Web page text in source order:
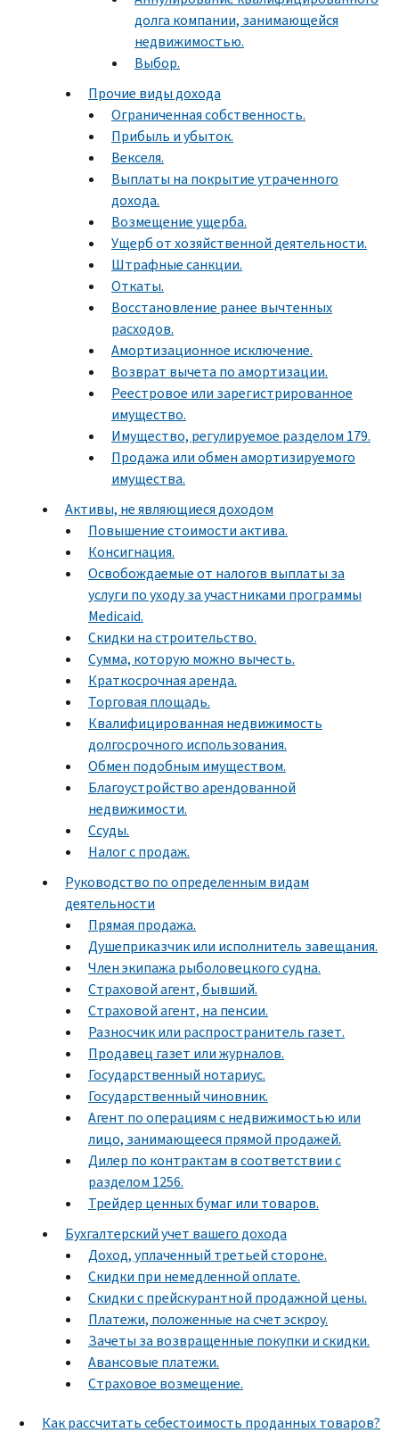
долга компании, занимающейся
недвижимостью.
Выбор.
Прочие виды дохода
Ограниченная собственность.
Прибыль и убыток.
Векселя.
Выплаты на покрытие утраченного
дохода.
Возмещение ущерба.
Ущерб от хозяйственной деятельности.
Штрафные санкции.
Откаты.
Восстановление ранее вычтенных
расходов.
Амортизационное исключение.
Возврат вычета по амортизации.
Реестровое или зарегистрированное
имущество.
Имущество, регулируемое разделом 179.
Продажа или обмен амортизируемого
имущества.
Активы, не являющиеся доходом
Повышение стоимости актива.
Консигнация.
Освобождаемые от налогов выплаты за
услуги по уходу за участниками программы
Medicaid.
Скидки на строительство.
Сумма, которую можно вычесть.
Краткосрочная аренда.
Торговая площадь.
Квалифицированная недвижимость
долгосрочного использования.
Обмен подобным имуществом.
Благоустройство арендованной
недвижимости.
Ссуды.
Налог с продаж.
Руководство по определенным видам
деятельности
Прямая продажа.
Душеприказчик или исполнитель завещания.
Член экипажа рыболовецкого судна.
Страховой агент, бывший.
Страховой агент, на пенсии.
Разносчик или распространитель газет.
Продавец газет или журналов.
Государственный нотариус.
Государственный чиновник.
Агент по операциям с недвижимостью или
лицо, занимающееся прямой продажей.
Дилер по контрактам в соответствии с
разделом 1256.
Трейдер ценных бумаг или товаров.
Бухгалтерский учет вашего дохода
Доход, уплаченный третьей стороне.
Скидки при немедленной оплате.
Скидки с прейскурантной продажной цены.
Платежи, положенные на счет эскроу.
Зачеты за возвращенные покупки и скидки.
Авансовые платежи.
Страховое возмещение.
Как рассчитать cебестоимость проданных товаров?